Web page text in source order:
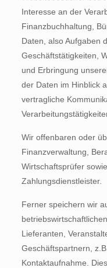
Interesse an der
Finanzbuchhaltung,
Daten, also Aufgaben
Geschäftstätigkeiten,
und Erbringung
der Daten im Hinblick
vertragliche
Wir offenbaren oder
Finanzverwaltung,
Wirtschaftsprüfer
Zahlungsdienstleister.
Ferner speichern wir
Lieferanten,
Geschäftspartnern,
Kontaktaufnahme.